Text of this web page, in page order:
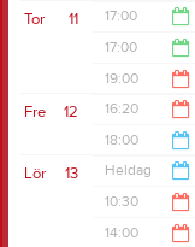
19:30
20:00
11
Tor 17:00
18:30
17:00
18:30
19:00
21:00
12
Fre 16:20
17:00
18:00
00:00
13
Lör Heldag
10:30
14:00